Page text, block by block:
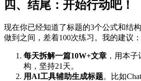
四、结尾：开始行动吧！
现在你已经知道了标题的3个公式和结
做到之间，差着100次练习。我的建议：
每天拆解一篇10W+文章 ，用本
构，坚持21天。
用AI工具辅助生成标题。比如